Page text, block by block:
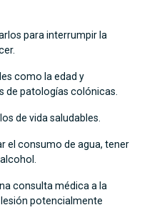
para interrumpir la
como la edad y
de patologías colónicas.
de vida saludables.
el consumo de agua, tener
consulta médica a la
potencialmente